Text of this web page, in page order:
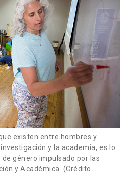
existen entre hombres y
y la academia, es lo
género impulsado por las
y Académica. (Crédito